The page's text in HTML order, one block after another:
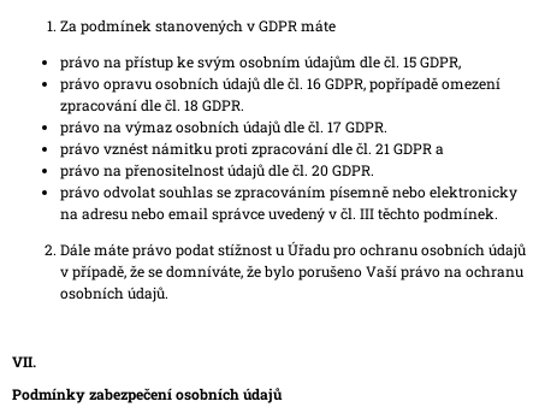
Za podmínek stanovených v GDPR máte
právo na přístup ke svým osobním údajům dle čl. 15 GDPR,
právo opravu osobních údajů dle čl. 16 GDPR, popřípadě omezení
zpracování dle čl. 18 GDPR.
právo na výmaz osobních údajů dle čl. 17 GDPR.
právo vznést námitku proti zpracování dle čl. 21 GDPR a
právo na přenositelnost údajů dle čl. 20 GDPR.
právo odvolat souhlas se zpracováním písemně nebo elektronicky
na adresu nebo email správce uvedený v čl. III těchto podmínek.
Dále máte právo podat stížnost u Úřadu pro ochranu osobních údajů
v případě, že se domníváte, že bylo porušeno Vaší právo na ochranu
osobních údajů.
VII.
Podmínky zabezpečení osobních údajů